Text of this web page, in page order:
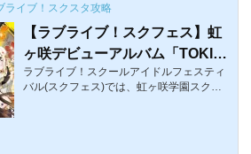
ライブ！スクスタ攻略
【ラブライブ！スクフェス】虹
ヶ咲デビューアルバム「TOKIM
EKI Runners」発売記念キャン
ペーンまとめ
ラブライブ！スクールアイドルフェスティ
バル(スクフェス)では、虹ヶ咲学園スクー